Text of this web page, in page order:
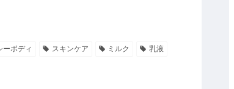
ーボディ スキンケア ミルク 乳液